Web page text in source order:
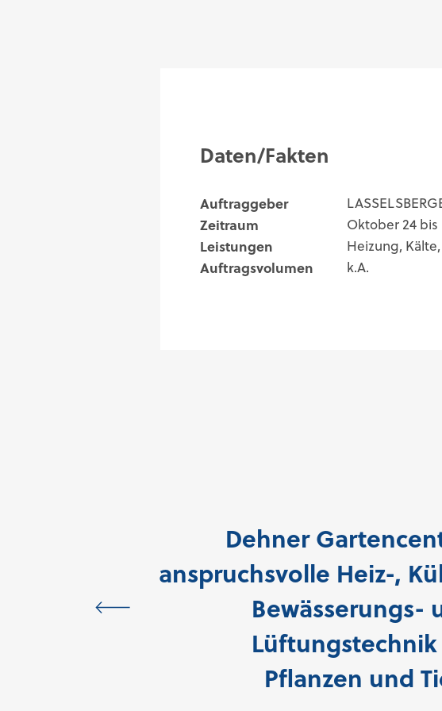
Daten/Fakten
Auftraggeber
Zeitraum Oktober 24 bis
Leistungen Heizung,
Auftragsvolumen k.A.
Dehner
anspruchsvolle Heiz-,
Bewässerungs-
Pflanzen und